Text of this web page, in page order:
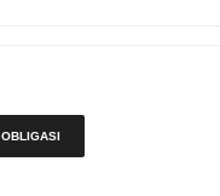
OBLIGASI